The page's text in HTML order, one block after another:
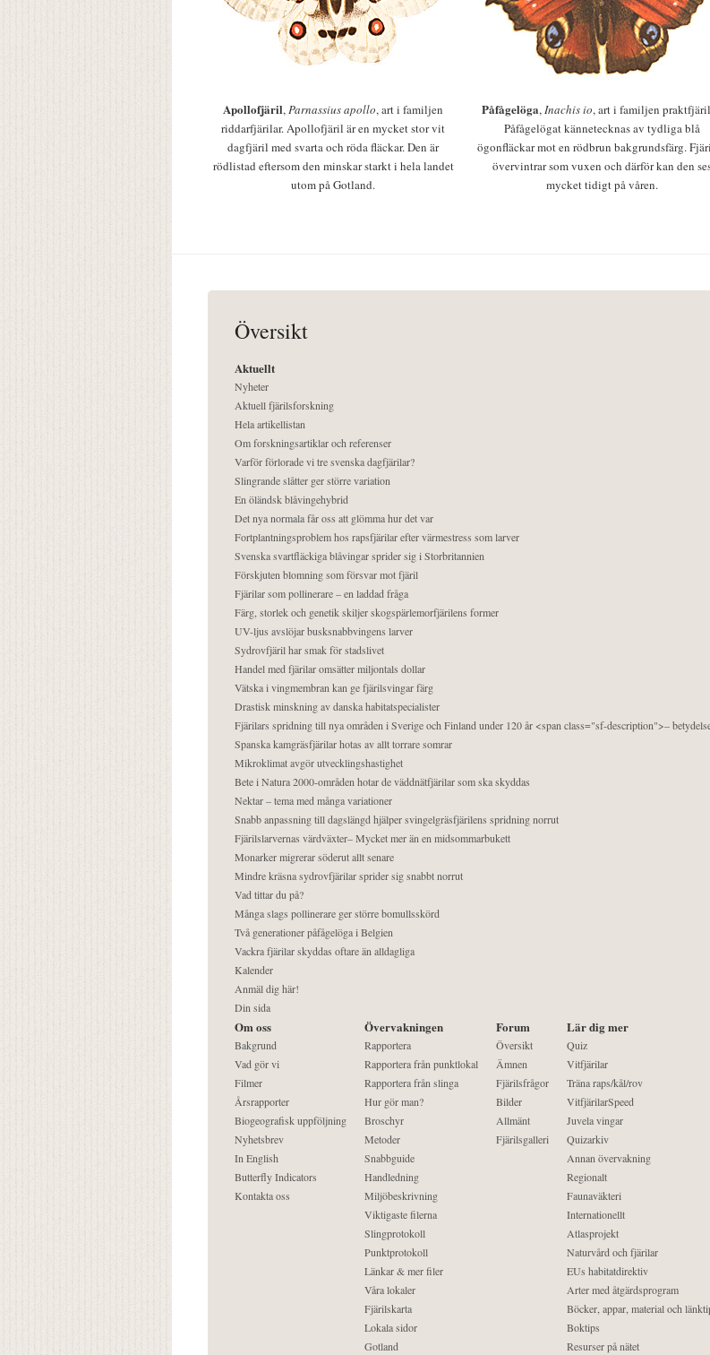
Apollofjäril,Parnassius apollo, art i familjen
riddarfjärilar. Apollofjäril är en mycket stor vit
dagfjäril med svarta och röda fläckar. Den är
rödlistad eftersom den minskar starkt i hela landet
utom på Gotland.
Påfågelöga,Inachis io, art i familjen
Påfågelögat kännetecknas av tydliga blå
ögonfläckar mot en rödbrun bakgrundsfärg.
övervintrar som vuxen och därför kan den
mycket tidigt på våren.
Översikt
Aktuellt
Nyheter
Aktuell fjärilsforskning
Hela artikellistan
Om forskningsartiklar och referenser
Varför förlorade vi tre svenska dagfjärilar?
Slingrande slåtter ger större variation
En öländsk blåvingehybrid
Det nya normala får oss att glömma hur det var
Fortplantningsproblem hos rapsfjärilar efter värmestress som larver
Svenska svartfläckiga blåvingar sprider sig i Storbritannien
Förskjuten blomning som försvar mot fjäril
Fjärilar som pollinerare – en laddad fråga
Färg, storlek och genetik skiljer skogspärlemorfjärilens former
UV-ljus avslöjar busksnabbvingens larver
Sydrovfjäril har smak för stadslivet
Handel med fjärilar omsätter miljontals dollar
Vätska i vingmembran kan ge fjärilsvingar färg
Drastisk minskning av danska habitatspecialister
Fjärilars spridning till nya områden i Sverige och Finland under 120 år <span class="sf-description">–
Spanska kamgräsfjärilar hotas av allt torrare somrar
Mikroklimat avgör utvecklingshastighet
Bete i Natura 2000-områden hotar de väddnätfjärilar som ska skyddas
Nektar – tema med många variationer
Snabb anpassning till dagslängd hjälper svingelgräsfjärilens spridning norrut
Fjärilslarvernas värdväxter– Mycket mer än en midsommarbukett
Monarker migrerar söderut allt senare
Mindre kräsna sydrovfjärilar sprider sig snabbt norrut
Vad tittar du på?
Många slags pollinerare ger större bomullsskörd
Två generationer påfågelöga i Belgien
Vackra fjärilar skyddas oftare än alldagliga
Kalender
Anmäl dig här!
Din sida
Om oss
Bakgrund
Vad gör vi
Filmer
Årsrapporter
Biogeografisk uppföljning
Nyhetsbrev
In English
Butterfly Indicators
Kontakta oss
Övervakningen
Rapportera
Rapportera från punktlokal
Rapportera från slinga
Hur gör man?
Broschyr
Metoder
Snabbguide
Handledning
Miljöbeskrivning
Viktigaste filerna
Slingprotokoll
Punktprotokoll
Länkar & mer filer
Våra lokaler
Fjärilskarta
Lokala sidor
Gotland
Forum
Översikt
Ämnen
Fjärilsfrågor
Bilder
Allmänt
Fjärilsgalleri
Lär dig mer
Quiz
Vitfjärilar
Träna raps/kål/rov
VitfjärilarSpeed
Juvela vingar
Quizarkiv
Annan övervakning
Regionalt
Faunaväkteri
Internationellt
Atlasprojekt
Naturvård och fjärilar
EUs habitatdirektiv
Arter med åtgärdsprogram
Böcker, appar, material och
Boktips
Resurser på nätet